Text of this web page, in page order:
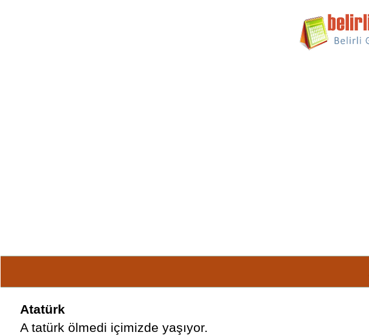
Atatürk
A tatürk ölmedi içimizde yaşıyor.